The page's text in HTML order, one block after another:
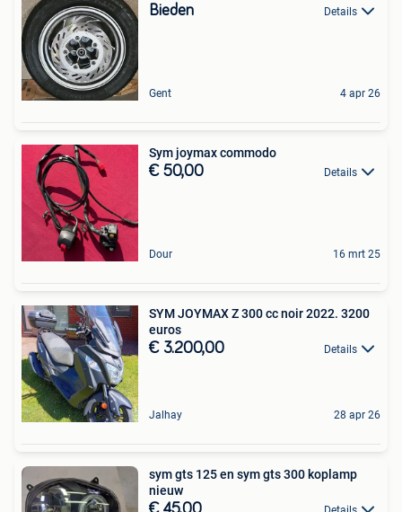
Bieden Details
Gent 4 apr 26
Sym joymax commodo
€ 50,00 Details
Dour 16 mrt 25
SYM JOYMAX Z 300 cc noir 2022. 3200
euros
€ 3.200,00 Details
Jalhay 28 apr 26
sym gts 125 en sym gts 300 koplamp
nieuw